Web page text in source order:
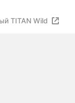
TITAN Wild